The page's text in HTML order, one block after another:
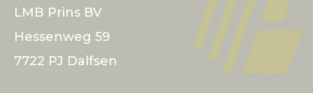
LMB Prins BV
Hessenweg 59
7722 PJ Dalfsen